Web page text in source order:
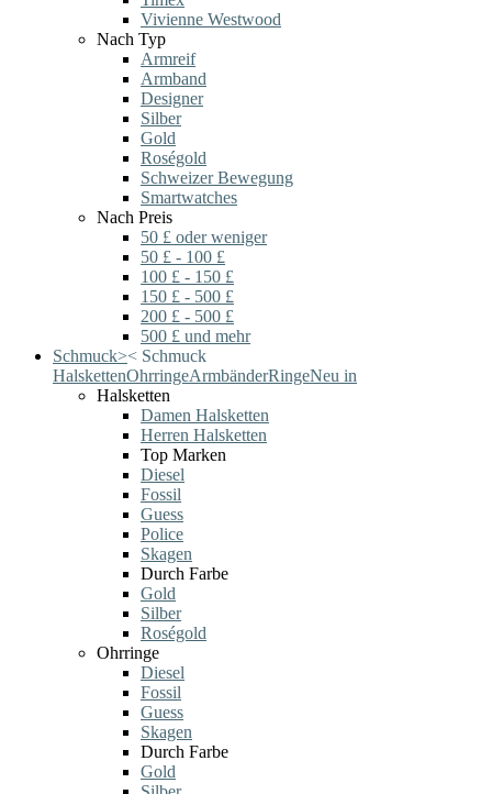
Vivienne Westwood
Nach Typ
Armreif
Armband
Designer
Silber
Gold
Roségold
Schweizer Bewegung
Smartwatches
Nach Preis
50 £ oder weniger
50 £ - 100 £
100 £ - 150 £
150 £ - 500 £
200 £ - 500 £
500 £ und mehr
Schmuck>< Schmuck
HalskettenOhrringeArmbänderRingeNeu in
Halsketten
Damen Halsketten
Herren Halsketten
Top Marken
Diesel
Fossil
Guess
Police
Skagen
Durch Farbe
Gold
Silber
Roségold
Ohrringe
Diesel
Fossil
Guess
Skagen
Durch Farbe
Gold